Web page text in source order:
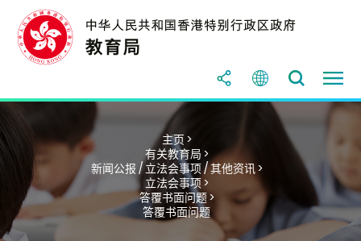
主页 >
有关教育局 >
新闻公报 / 立法会事项 / 其他资讯 >
立法会事项 >
答覆书面问题 >
答覆书面问题